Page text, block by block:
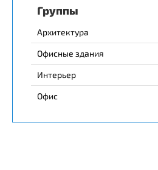
Группы
Архитектура
Офисные здания
Интерьер
Офис